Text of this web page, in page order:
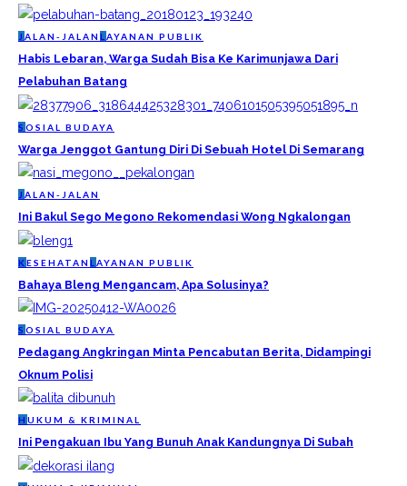
J ALAN-JALAN LAYANAN PUBLIK
Habis Lebaran, Warga Sudah Bisa Ke Karimunjawa Dari
Pelabuhan Batang
S OSIAL BUDAYA
Warga Jenggot Gantung Diri Di Sebuah Hotel Di Semarang
J ALAN-JALAN
Ini Bakul Sego Megono Rekomendasi Wong Ngkalongan
KESEHATAN L AYANAN PUBLIK
Bahaya Bleng Mengancam, Apa Solusinya?
S OSIAL BUDAYA
Pedagang Angkringan Minta Pencabutan Berita, Didampingi
Oknum Polisi
H UKUM & KRIMINAL
Ini Pengakuan Ibu Yang Bunuh Anak Kandungnya Di Subah